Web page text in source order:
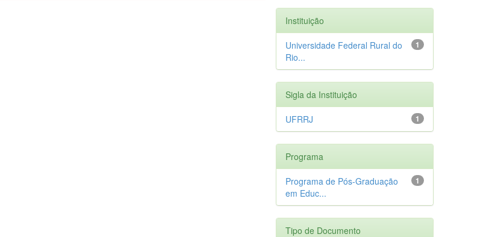
Instituição
1
Universidade Federal Rural do
Rio...
Sigla da Instituição
1
UFRRJ
Programa
1
Programa de Pós-Graduação
em Educ...
Tipo de Documento